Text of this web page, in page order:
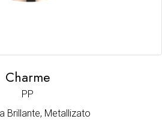
Charme
PP
Brillante, Metallizato